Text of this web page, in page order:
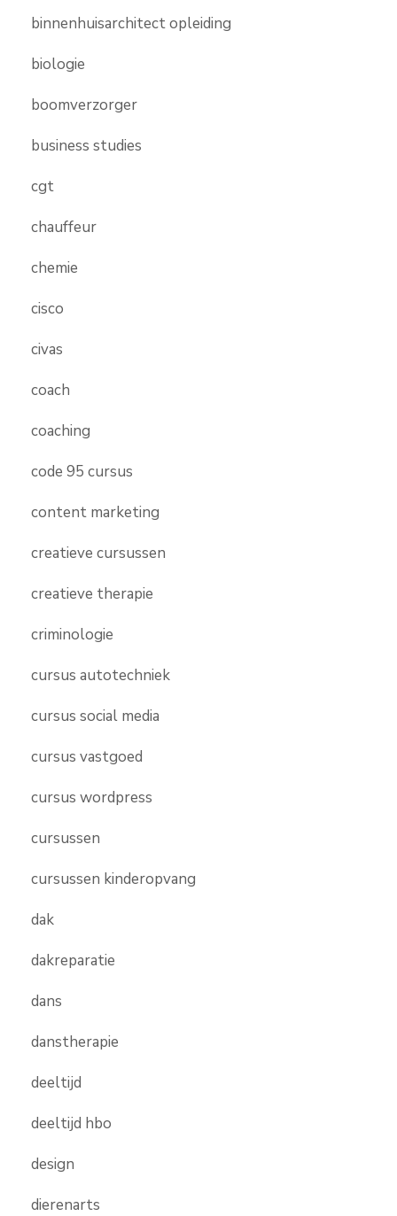
binnenhuisarchitect opleiding
biologie
boomverzorger
business studies
cgt
chauffeur
chemie
cisco
civas
coach
coaching
code 95 cursus
content marketing
creatieve cursussen
creatieve therapie
criminologie
cursus autotechniek
cursus social media
cursus vastgoed
cursus wordpress
cursussen
cursussen kinderopvang
dak
dakreparatie
dans
danstherapie
deeltijd
deeltijd hbo
design
dierenarts